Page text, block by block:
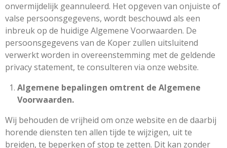
onvermijdelijk geannuleerd. Het opgeven van onjuiste of
valse persoonsgegevens, wordt beschouwd als een
inbreuk op de huidige Algemene Voorwaarden. De
persoonsgegevens van de Koper zullen uitsluitend
verwerkt worden in overeenstemming met de geldende
privacy statement, te consulteren via onze website.
Algemene bepalingen omtrent de Algemene
Voorwaarden.
Wij behouden de vrijheid om onze website en de daarbij
horende diensten ten allen tijde te wijzigen, uit te
breiden, te beperken of stop te zetten. Dit kan zonder